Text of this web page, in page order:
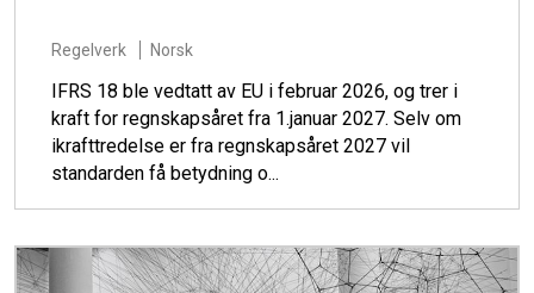
Regelverk Norsk
IFRS 18 ble vedtatt av EU i februar 2026, og trer i
kraft for regnskapsåret fra 1.januar 2027. Selv om
ikrafttredelse er fra regnskapsåret 2027 vil
standarden få betydning o...